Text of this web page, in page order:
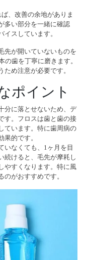
、改善の余地がありま
多い部分を一緒に確認
スしています。
先が開いていないものを
歯を丁寧に磨きます。
め注意が必要です。
ポイント
分に落とせないため、デ
す。フロスは歯と歯の接
ています。特に歯周病の
的です。
いなくても、1ヶ月を目
続けると、毛先が摩耗し
やすくなります。特に風
がおすすめです。